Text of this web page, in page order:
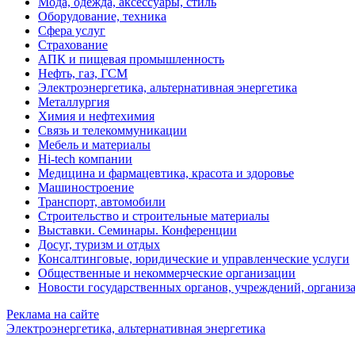
Оборудование, техника
Сфера услуг
Страхование
АПК и пищевая промышленность
Нефть, газ, ГСМ
Электроэнергетика, альтернативная энергетика
Металлургия
Химия и нефтехимия
Связь и телекоммуникации
Мебель и материалы
Hi-tech компании
Медицина и фармацевтика, красота и здоровье
Машиностроение
Транспорт, автомобили
Строительство и строительные материалы
Выставки. Семинары. Конференции
Досуг, туризм и отдых
Консалтинговые, юридические и управленческие услуги
Общественные и некоммерческие организации
Новости государственных органов, учреждений,
Реклама на сайте
Электроэнергетика, альтернативная энергетика